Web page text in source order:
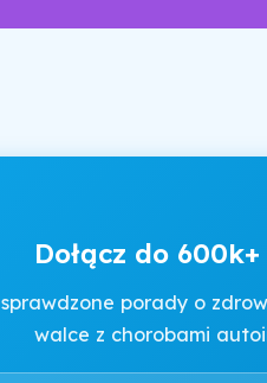
Dołącz do 600k+
porady o
walce z chorobami